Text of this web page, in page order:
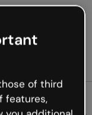
of third
features,